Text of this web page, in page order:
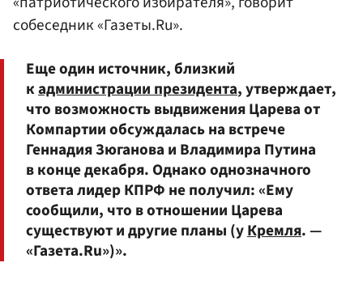
собеседник «Газеты.Ru».
Еще один источник, близкий
кадминистрации президента, утверждает,
что возможность выдвижения Царева от
Компартии обсуждалась на встрече
Геннадия Зюганова и Владимира Путина
в конце декабря. Однако однозначного
ответа лидер КПРФ не получил: «Ему
сообщили, что в отношении Царева
существуют и другие планы (уКремля. —
«Газета.Ru»)».